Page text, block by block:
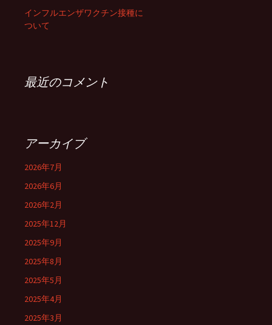
インフルエンザワクチン接種に
ついて
最近のコメント
アーカイブ
2026年7月
2026年6月
2026年2月
2025年12月
2025年9月
2025年8月
2025年5月
2025年4月
2025年3月